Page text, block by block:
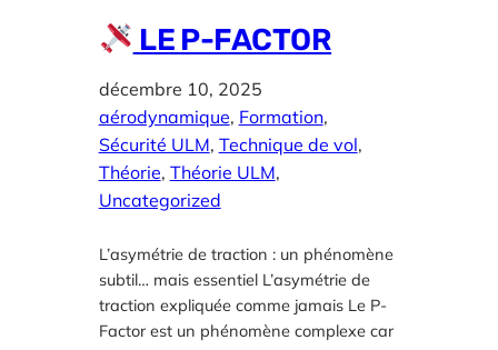
LE P-FACTOR
décembre 10, 2025
aérodynamique, Formation
Sécurité ULM, Technique de vol
Théorie, Théorie ULM
Uncategorized
L’asymétrie de traction : un phénomène
subtil… mais essentiel L’asymétrie de
traction expliquée comme jamais Le P-
Factor est un phénomène complexe car